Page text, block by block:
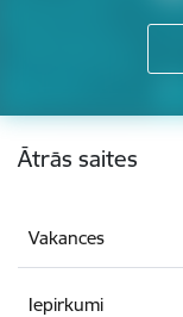
Kājene
Ātrās saites
Vakances
Iepirkumi